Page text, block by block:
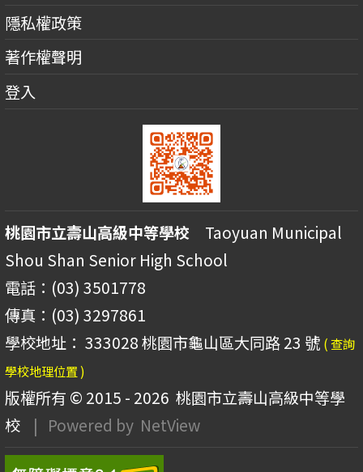
隱私權政策
著作權聲明
登入
桃園市立壽山高級中等學校 Taoyuan Municipal
Shou Shan Senior High School
電話：(03) 3501778
傳真：(03) 3297861
學校地址： 333028 桃園市龜山區大同路 23 號 ( 查詢
學校地理位置 )
版權所有 © 2015 - 2026 桃園市立壽山高級中等學
校
| Powered by NetView